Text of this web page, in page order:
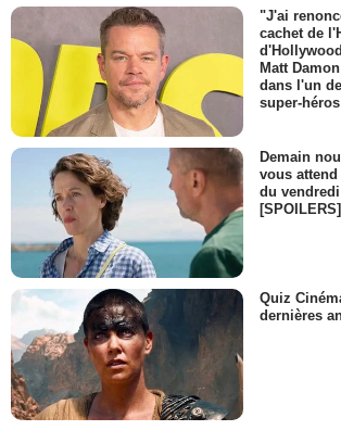
"J'ai
cachet de
Matt
dans l'un
super-
Demain
vous
du
[SPOILERS]
Quiz
dernières